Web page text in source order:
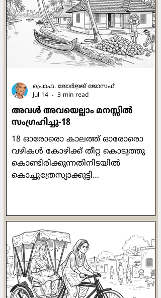
സൂക്ഷ്മമായി അടയാളപ്പെടുത്താന്‍
എഴുത്തുകാരിക്ക് സാധിക്കുന്നു.
അരുന്ധതിയുടെ
ഓര്‍മ്മക്കുറിപ്പുകളാണ് ഈ ഗ്രന്ഥം
എന്നു പറയാം. ഇതില്‍ എഴുത്തുകാരി
തന്‍റെ അമ്മയായ മേരി റോയിയു
അവള്‍ അവയെല്ലാം മനസ്സില്‍
സംഗ്രഹിച്ചു-18
18 ഓരോരൊ കാലത്ത് ഓരോരൊ
വഴികള്‍ കോഴിക്ക് തീറ്റ കൊടുത്തു
കൊണ്ടിരിക്കുന്നതിനിടയില്‍
കൊച്ചുത്രേസ്യാക്കുട്ടി
"ഒരു കോഴിക്കൂട്ടത്തിന് ഒരു പൂവന്‍
മതിയെന്നത് പ്രകൃതി നിയമമാണ്.
എന്നു വച്ച് ഒരു വീട്ടില്‍ ഒരു പുരുഷന്‍
മതിയെന്ന് തീരുമാനിക്കാന്‍ പറ്റുമോ?
പരസ്പരം അംഗീകരിച്ചും
അനുസരിച്ചും ജീവിക്കണം."
പ്രൊഫ. ജോര്‍ജ്ജ് ജോസഫ്
Jul 14
3 min read